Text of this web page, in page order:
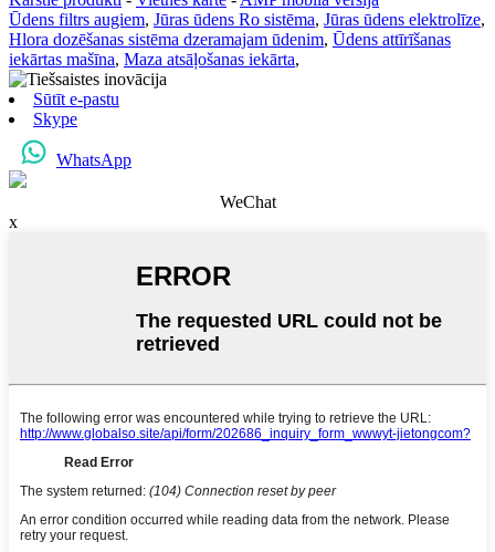
Ūdens filtrs augiem, Jūras ūdens Ro sistēma, Jūras ūdens elektrolīze,
Hlora dozēšanas sistēma dzeramajam ūdenim, Ūdens attīrīšanas
iekārtas mašīna, Maza atsāļošanas iekārta,
Sūtīt e-pastu
Skype
WhatsApp
WeChat
x